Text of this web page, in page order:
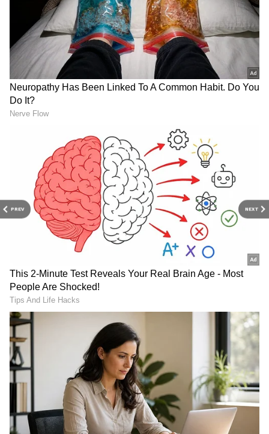
PREV NEXT
Related Articles
Lasya: క్రేజీ యాంకర్ వెంటపడ్డ పెళ్ళైన వ్యక్తి ఎవరు,
పెళ్లి కోసం దారుణమైన కామెంట్.. ఆమె లవ్ స్టోరీ ఇదే
Naga Durga: బంపర్ ఆఫర్ కొట్టేసిన యూట్యూబర్,
క్రేజీ హీరోతో రొమాన్స్.. సుకుమార్ సెట్ చేసిన కాంబో
Our Own
సూపర్ స్టార్ కృష్ణ కోరిక అదే
మహేష్ బాబు జేమ్స్ బాండ్ తరహా సినిమా చేయాలనేది
కృష్ణ గారి కోరిక. పలు సందర్భాల్లో సూపర్ స్టార్ కృష్ణ ఈ
విషయాన్ని బయట పెట్టారు. ఓ ఇంటర్వ్యూలో కృష్ణ కొన్ని
ఆసక్తికర విషయాలు పంచుకున్నారు. మీరు నటించిన
అల్లూరి సీతారామరాజు, గూఢచారి 116, పాడిపంటలు,
సింహాసనం లాంటి సినిమాల్లో మహేష్ బాబు ఏ సినిమా
రీమేక్ చేస్తే బావుంటుంది అని ప్రశ్నించగా కృష్ణ సమాధానం
ఇచ్చారు.